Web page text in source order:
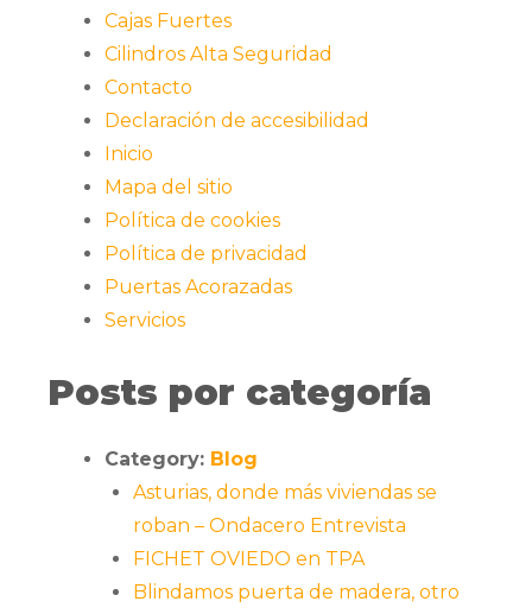
Cajas Fuertes
Cilindros Alta Seguridad
Contacto
Declaración de accesibilidad
Inicio
Mapa del sitio
Política de cookies
Política de privacidad
Puertas Acorazadas
Servicios
Posts por categoría
Category: Blog
Asturias, donde más viviendas se
roban – Ondacero Entrevista
FICHET OVIEDO en TPA
Blindamos puerta de madera, otro